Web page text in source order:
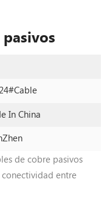
pasivos
In China
de cobre pasivos
entre